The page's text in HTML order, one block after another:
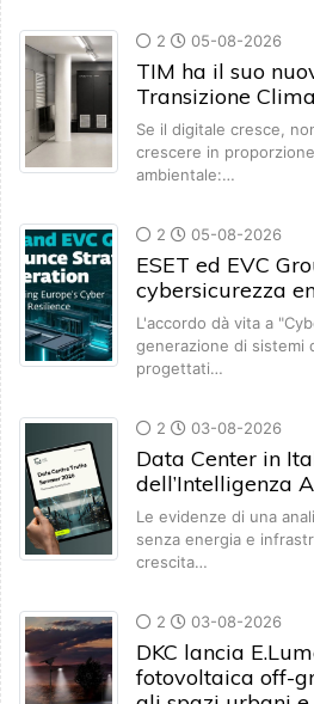
2 05-08-2026
TIM ha il suo
Transizione
Se il digitale cresce,
crescere in
ambientale:…
2 05-08-2026
ESET ed EVC
cybersicurezza
L'accordo dà vita a
generazione di sistemi
progettati…
2 03-08-2026
Data Center in
dell’Intelligenza
Le evidenze di una
senza energia e
crescita…
2 03-08-2026
DKC lancia
fotovoltaica off-